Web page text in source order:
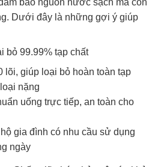
Dưới đây là những gợi ý giúp
bỏ 99.99% tạp chất
lõi, giúp loại bỏ hoàn toàn tạp
nặng
uống trực tiếp, an toàn cho
gia đình có nhu cầu sử dụng
ngày